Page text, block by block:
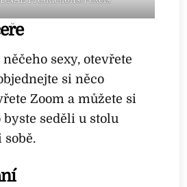
něčeho sexy, otevřete
si něco
Zoom a můžete si
seděli u stolu